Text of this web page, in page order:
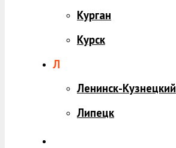
Курган
Курск
Л
Ленинск-Кузнецкий
Липецк